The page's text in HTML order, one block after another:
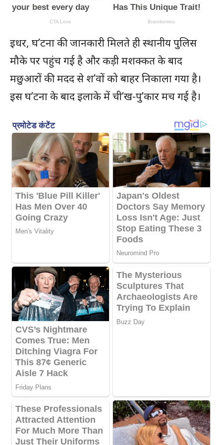
इधर, घ’टना की जानकारी मिलते ही स्थानीय पुलिस
मौके पर पहुंच गई है और कड़ी मशक्कत के बाद
मछुआरों की मदद से श’वों को बाहर निकाला गया है।
इस घ’टना के बाद इलाके में ची’ख-पु’कार मच गई है।